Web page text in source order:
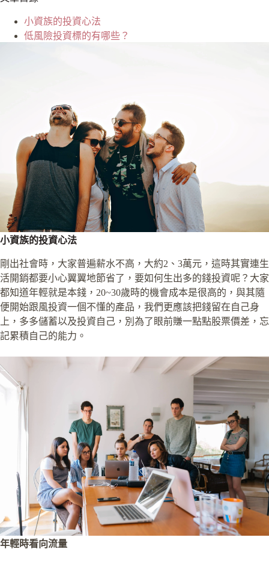
小資族的投資心法
低風險投資標的有哪些？
小資族的投資心法
剛出社會時，大家普遍薪水不高，大約2、3萬元，這時其實連生
活開銷都要小心翼翼地節省了，要如何生出多的錢投資呢？大家
都知道年輕就是本錢，20~30歲時的機會成本是很高的，與其隨
便開始跟風投資一個不懂的產品，我們更應該把錢留在自己身
上，多多儲蓄以及投資自己，別為了眼前賺一點點股票價差，忘
記累積自己的能力。
年輕時看向流量